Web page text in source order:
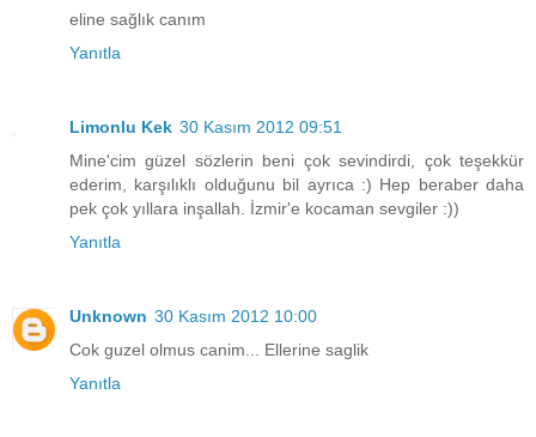
eline sağlık canım
Yanıtla
Limonlu Kek 30 Kasım 2012 09:51
Mine'cim güzel sözlerin beni çok sevindirdi, çok teşekkür
ederim, karşılıklı olduğunu bil ayrıca :) Hep beraber daha
pek çok yıllara inşallah. İzmir'e kocaman sevgiler :))
Yanıtla
Unknown 30 Kasım 2012 10:00
Cok guzel olmus canim... Ellerine saglik
Yanıtla